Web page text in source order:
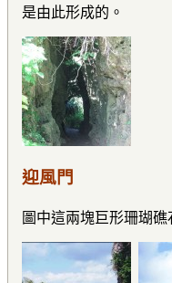
是由此形成的。
迎風門
圖中這兩塊巨形珊瑚